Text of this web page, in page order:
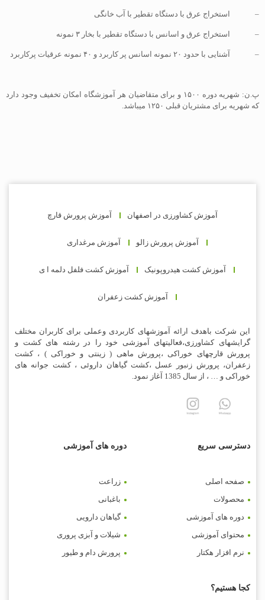
– استخراج عرق با دستگاه تقطیر با آب خانگی
– استخراج عرق و اسانس با دستگاه تقطیر با بخار ۳ نمونه
– آشنایی با حدود ۲۰ نمونه اسانس پر کاربرد و ۴۰ نمونه عرقیات پرکاربرد
پ.ن: شهریه دوره ۱۵۰۰ و برای متقاضیان هر آموزشگاه امکان تخفیف وجود دارد
که شهریه برای مشتریان قبلی ۱۲۵۰ میباشد‌.
آموزش کشاورزی در اصفهان آموزش پرورش قارچ
آموزش پرورش زالو آموزش مرغداری
آموزش کشت هیدروپونیک آموزش کشت فلفل دلمه ا ی
آموزش کشت زعفران
این شرکت باهدف ارائه آموزشهای کاربردی وعملی برای کاربران مختلف
گرایشهای کشاورزی،فعالیتهای آموزشی خود را در رشته های کشت و
پرورش قارچهای خوراکی ،پرورش ماهی ( زینتی و خوراکی ) ، کشت
زعفران، پرورش زنبور عسل ،کشت گیاهان داروئی ، کشت جوانه های
خوراکی و … ، از سال 1385 آغاز نمود.
دسترسی سریع
صفحه اصلی
محصولات
دوره های آموزشی
محتوای آموزشی
نرم افزار هکتار
دوره های آموزشی
زراعت
باغبانی
گیاهان دارویی
شیلات و آبزی پروری
پرورش دام و طیور
کجا هستیم؟